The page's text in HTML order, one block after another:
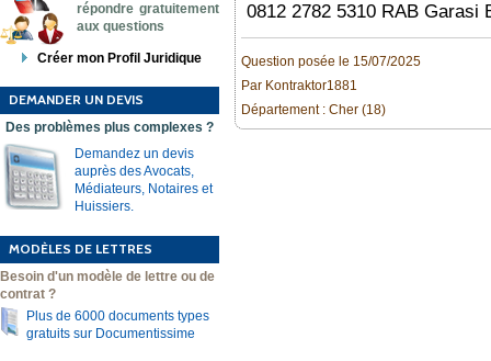
répondre gratuitement
aux questions
Créer mon Profil Juridique
DEMANDER UN DEVIS
Des problèmes plus complexes ?
Demandez un devis
auprès des Avocats,
Médiateurs, Notaires et
Huissiers.
MODÈLES DE LETTRES
Besoin d'un modèle de lettre ou de
contrat ?
Plus de 6000 documents types
gratuits sur Documentissime
0812 2782 5310 RAB Garasi
Question posée le 15/07/2025
Par Kontraktor1881
Département : Cher (18)